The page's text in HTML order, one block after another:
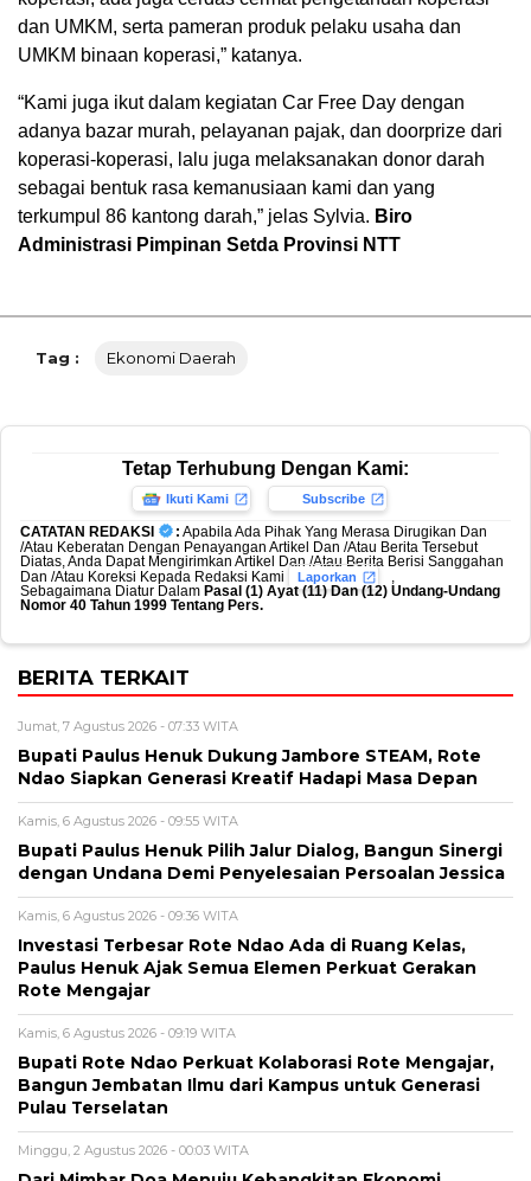
dan UMKM, serta pameran produk pelaku usaha dan
UMKM binaan koperasi,” katanya.
“Kami juga ikut dalam kegiatan Car Free Day dengan
adanya bazar murah, pelayanan pajak, dan doorprize dari
koperasi-koperasi, lalu juga melaksanakan donor darah
sebagai bentuk rasa kemanusiaan kami dan yang
terkumpul 86 kantong darah,” jelas Sylvia. Biro
Administrasi Pimpinan Setda Provinsi NTT
Tag : Ekonomi Daerah
Tetap Terhubung Dengan Kami:
Ikuti Kami Subscribe
CATATAN REDAKSI : Apabila Ada Pihak Yang Merasa Dirugikan Dan
/Atau Keberatan Dengan Penayangan Artikel Dan /Atau Berita Tersebut
Diatas, Anda Dapat Mengirimkan Artikel Dan /Atau Berita Berisi Sanggahan
Dan /Atau Koreksi Kepada Redaksi Kami
Laporkan
,
Sebagaimana Diatur Dalam Pasal (1) Ayat (11) Dan (12) Undang-Undang
Nomor 40 Tahun 1999 Tentang Pers.
BERITA TERKAIT
Jumat, 7 Agustus 2026 - 07:33 WITA
Bupati Paulus Henuk Dukung Jambore STEAM, Rote
Ndao Siapkan Generasi Kreatif Hadapi Masa Depan
Kamis, 6 Agustus 2026 - 09:55 WITA
Bupati Paulus Henuk Pilih Jalur Dialog, Bangun Sinergi
dengan Undana Demi Penyelesaian Persoalan Jessica
Kamis, 6 Agustus 2026 - 09:36 WITA
Investasi Terbesar Rote Ndao Ada di Ruang Kelas,
Paulus Henuk Ajak Semua Elemen Perkuat Gerakan
Rote Mengajar
Kamis, 6 Agustus 2026 - 09:19 WITA
Bupati Rote Ndao Perkuat Kolaborasi Rote Mengajar,
Bangun Jembatan Ilmu dari Kampus untuk Generasi
Pulau Terselatan
Minggu, 2 Agustus 2026 - 00:03 WITA